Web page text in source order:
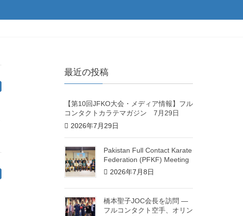
最近の投稿
【第10回JFKO大会・メディア情報】フル
コンタクトカラテマガジン 7月29日
2026年7月29日
Pakistan Full Contact Karate
Federation (PFKF) Meeting
2026年7月8日
橋本聖子JOC会長を訪問 ―
フルコンタクト空手、オリン